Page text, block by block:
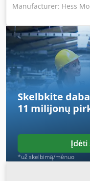
Manufacturer: Hess
manufacture: 1992
width: approx. 250 mm
0.25 kW Continuously
space: approx. 3250
97447 Gerolzhofen,
Delivery in as-is
without warranty or
Skelbkite
11 milijonų
Įdėti
*už skelbimą/mėnuo